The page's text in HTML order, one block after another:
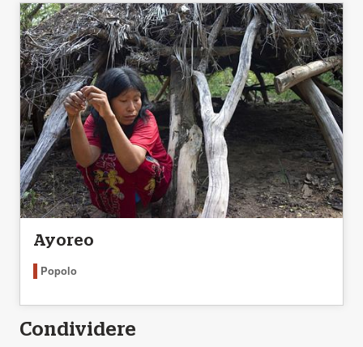
Ayoreo
Popolo
Condividere